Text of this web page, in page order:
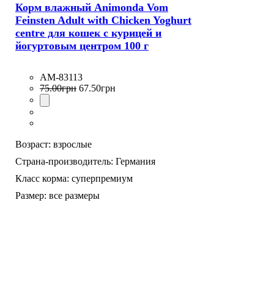
Корм влажный Animonda Vom
Feinsten Adult with Chicken Yoghurt
centre для кошек с курицей и
йогуртовым центром 100 г
AM-83113
75.00грн 67.50грн
Возраст: взрослые
Страна-производитель: Германия
Класс корма: суперпремиум
Размер: все размеры